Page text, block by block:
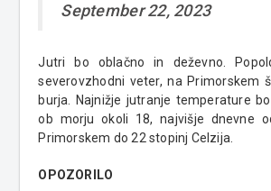
September 22, 2023
Jutri bo oblačno in deževno.
severovzhodni veter, na Primorskem
burja. Najnižje jutranje temperature
ob morju okoli 18, najvišje dnevne
Primorskem do 22 stopinj Celzija.
OPOZORILO